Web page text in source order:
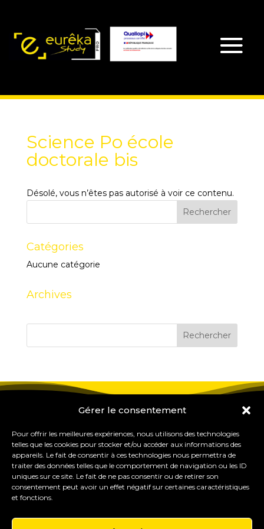
Gérer le consentement
Pour offrir les meilleures expériences, nous utilisons des technologies
telles que les cookies pour stocker et/ou accéder aux informations des
appareils. Le fait de consentir à ces technologies nous permettra de
traiter des données telles que le comportement de navigation ou les ID
uniques sur ce site. Le fait de ne pas consentir ou de retirer son
consentement peut avoir un effet négatif sur certaines caractéristiques
et fonctions.
Science Po école
doctorale bis
Désolé, vous n’êtes pas autorisé à voir ce contenu.
Catégories
Aucune catégorie
Archives